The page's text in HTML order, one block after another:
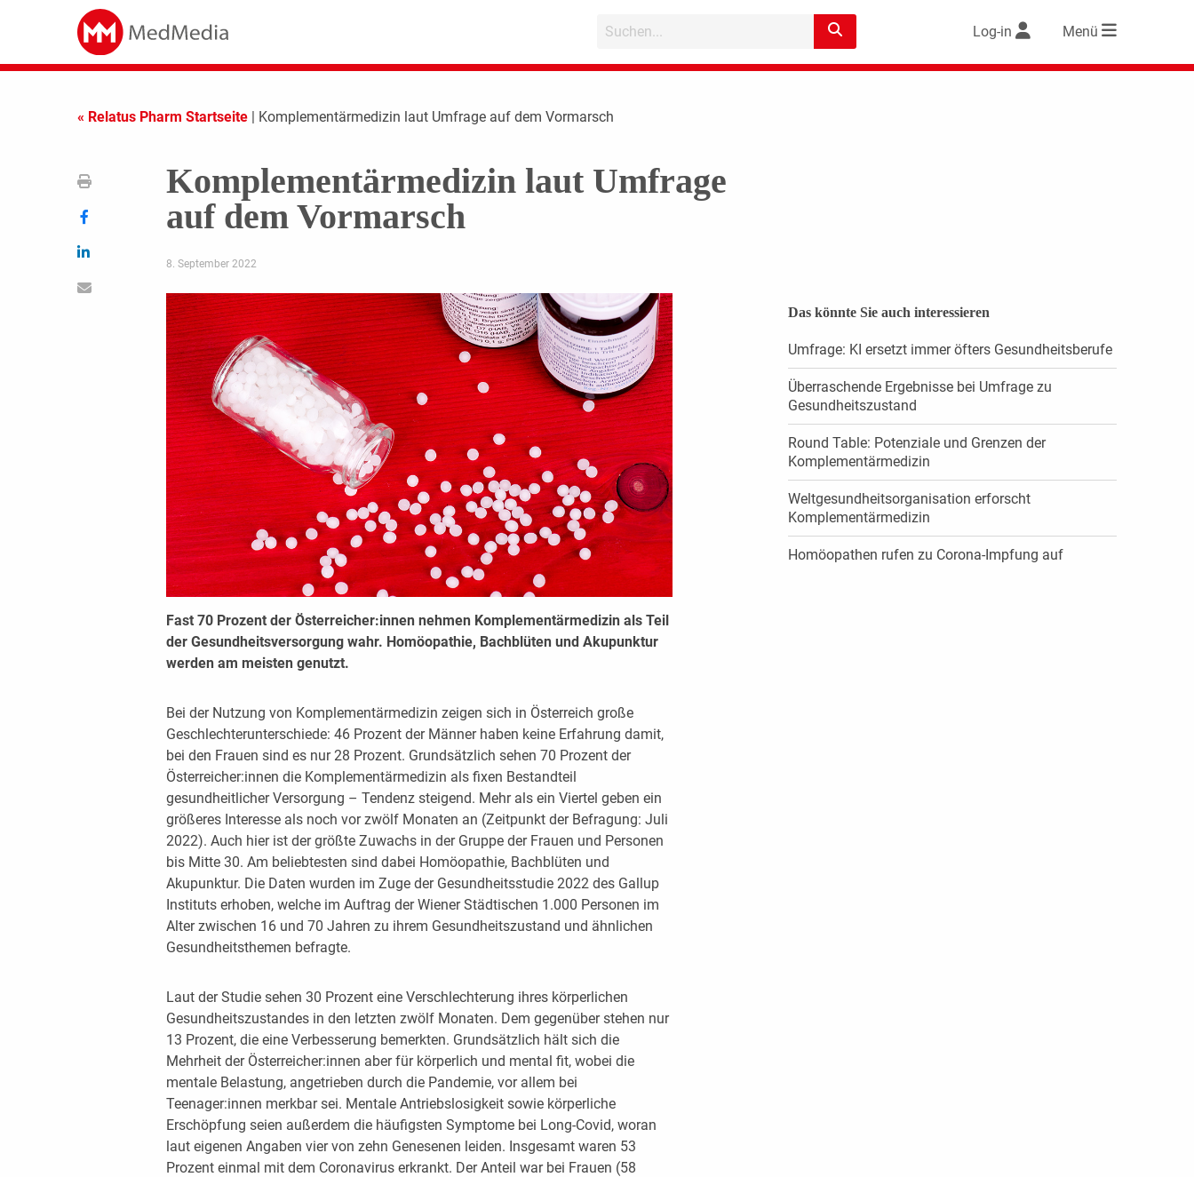
Log-in Menü
« Relatus Pharm Startseite | Komplementärmedizin laut Umfrage auf dem Vormarsch
Komplementärmedizin laut Umfrage
auf dem Vormarsch
8. September 2022
Fast 70 Prozent der Österreicher:innen nehmen Komplementärmedizin als Teil
der Gesundheitsversorgung wahr. Homöopathie, Bachblüten und Akupunktur
werden am meisten genutzt.
Bei der Nutzung von Komplementärmedizin zeigen sich in Österreich große
Geschlechterunterschiede: 46 Prozent der Männer haben keine Erfahrung damit,
bei den Frauen sind es nur 28 Prozent. Grundsätzlich sehen 70 Prozent der
Österreicher:innen die Komplementärmedizin als fixen Bestandteil
gesundheitlicher Versorgung – Tendenz steigend. Mehr als ein Viertel geben ein
größeres Interesse als noch vor zwölf Monaten an (Zeitpunkt der Befragung: Juli
2022). Auch hier ist der größte Zuwachs in der Gruppe der Frauen und Personen
bis Mitte 30. Am beliebtesten sind dabei Homöopathie, Bachblüten und
Akupunktur. Die Daten wurden im Zuge der Gesundheitsstudie 2022 des Gallup
Instituts erhoben, welche im Auftrag der Wiener Städtischen 1.000 Personen im
Alter zwischen 16 und 70 Jahren zu ihrem Gesundheitszustand und ähnlichen
Gesundheitsthemen befragte.
Laut der Studie sehen 30 Prozent eine Verschlechterung ihres körperlichen
Gesundheitszustandes in den letzten zwölf Monaten. Dem gegenüber stehen nur
13 Prozent, die eine Verbesserung bemerkten. Grundsätzlich hält sich die
Mehrheit der Österreicher:innen aber für körperlich und mental fit, wobei die
mentale Belastung, angetrieben durch die Pandemie, vor allem bei
Teenager:innen merkbar sei. Mentale Antriebslosigkeit sowie körperliche
Erschöpfung seien außerdem die häufigsten Symptome bei Long-Covid, woran
laut eigenen Angaben vier von zehn Genesenen leiden. Insgesamt waren 53
Prozent einmal mit dem Coronavirus erkrankt. Der Anteil war bei Frauen (58
Das könnte Sie auch interessieren
Umfrage: KI ersetzt immer öfters Gesundheitsberufe
Überraschende Ergebnisse bei Umfrage zu
Gesundheitszustand
Round Table: Potenziale und Grenzen der
Komplementärmedizin
Weltgesundheitsorganisation erforscht
Komplementärmedizin
Homöopathen rufen zu Corona-Impfung auf